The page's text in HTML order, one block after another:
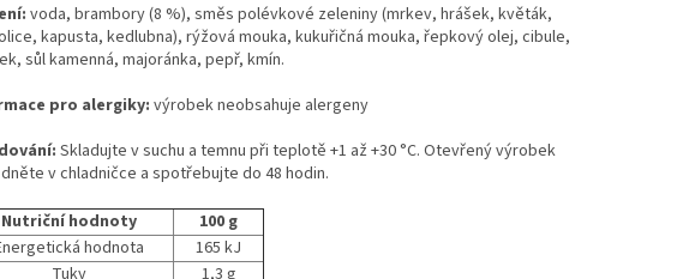
voda, brambory (8 %), směs polévkové zeleniny (mrkev, hrášek, květák,
kapusta, kedlubna), rýžová mouka, kukuřičná mouka, řepkový olej, cibule,
sůl kamenná, majoránka, pepř, kmín.
pro alergiky: výrobek neobsahuje alergeny
Skladujte v suchu a temnu při teplotě +1 až +30 °C. Otevřený výrobek
v chladničce a spotřebujte do 48 hodin.
Nutriční hodnoty
100 g
hodnota
165 kJ
Tuky
1,3 g